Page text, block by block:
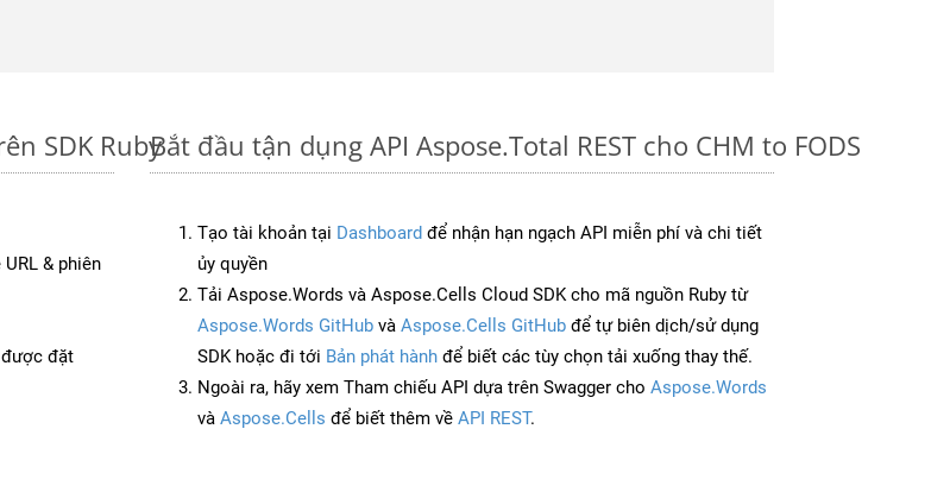
SDK Ruby
& phiên
đặt
Bắt đầu tận dụng API Aspose.Total REST cho CHM to FODS
Tạo tài khoản tại Dashboard để nhận hạn ngạch API miễn phí và chi tiết
ủy quyền
Tải Aspose.Words và Aspose.Cells Cloud SDK cho mã nguồn Ruby từ
Aspose.Words GitHub và Aspose.Cells GitHub để tự biên dịch/sử dụng
SDK hoặc đi tới Bản phát hành để biết các tùy chọn tải xuống thay thế.
Ngoài ra, hãy xem Tham chiếu API dựa trên Swagger cho Aspose.Words
và Aspose.Cells để biết thêm về API REST.